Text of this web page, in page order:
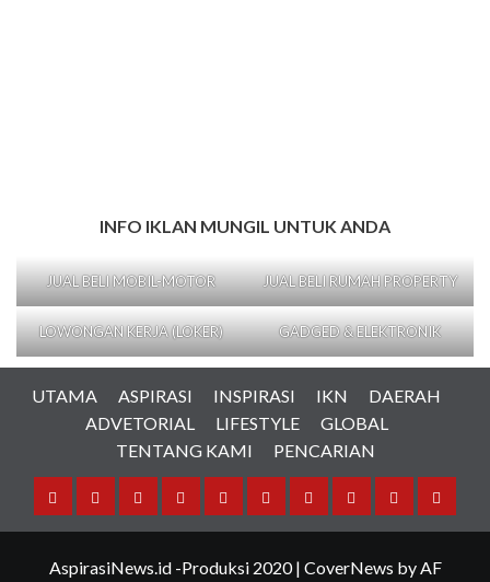
INFO IKLAN MUNGIL UNTUK ANDA
JUAL BELI MOBIL-MOTOR JUAL BELI RUMAH PROPERTY
LOWONGAN KERJA (LOKER) GADGED & ELEKTRONIK
UTAMA ASPIRASI INSPIRASI IKN
DAERAH
ADVETORIAL
LIFESTYLE
GLOBAL
TENTANG KAMI
PENCARIAN
UTAMAASPIRASIINSPIRASI
IKN DAERAHADVETORIAL
LIFESTYLE
GLOBALTENTANG
AspirasiNews.id -Produksi 2020| CoverNews by AF